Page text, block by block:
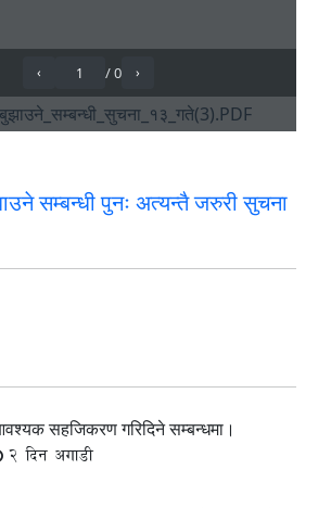
सम्बन्धी पुनः अत्यन्तै जरुरी सुचना
सहजिकरण गरिदिने सम्बन्धमा।
2 दिन अगाडी